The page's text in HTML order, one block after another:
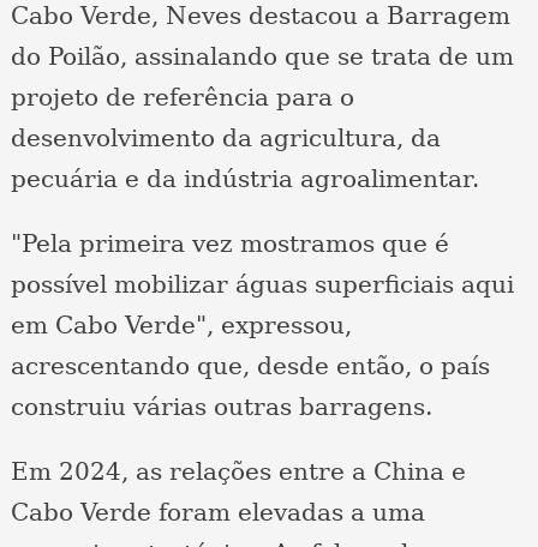
Cabo Verde, Neves destacou a Barragem
do Poilão, assinalando que se trata de um
projeto de referência para o
desenvolvimento da agricultura, da
pecuária e da indústria agroalimentar.
"Pela primeira vez mostramos que é
possível mobilizar águas superficiais aqui
em Cabo Verde", expressou,
acrescentando que, desde então, o país
construiu várias outras barragens.
Em 2024, as relações entre a China e
Cabo Verde foram elevadas a uma